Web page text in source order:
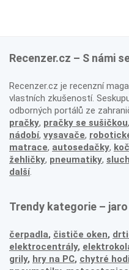
Recenzer.cz – S námi
Recenzer.cz je recenzní
vlastních zkušeností.
odborných portálů ze
pračky, pračky se sušičkou,
nádobí, vysavače,
matrace, autosedačky,
žehličky, pneumatiky,
další.
Trendy kategorie – jaro
čerpadla, čističe oken,
elektrocentrály,
grily, hry na PC, chytré